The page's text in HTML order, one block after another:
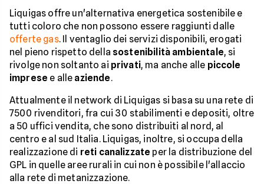
Liquigas offre un'alternativa energetica sostenibile e
tutti coloro che non possono essere raggiunti dalle
offerte gas. Il ventaglio dei servizi disponibili, erogati
nel pieno rispetto della sostenibilità ambientale, si
rivolge non soltanto ai privati, ma anche alle piccole
imprese e alle aziende.
Attualmente il network di Liquigas si basa su una rete di
7500 rivenditori, fra cui 30 stabilimenti e depositi, oltre
a 50 uffici vendita, che sono distribuiti al nord, al
centro e al sud Italia. Liquigas, inoltre, si occupa della
realizzazione di reti canalizzate per la distribuzione del
GPL in quelle aree rurali in cui non è possibile l'allaccio
alla rete di metanizzazione.